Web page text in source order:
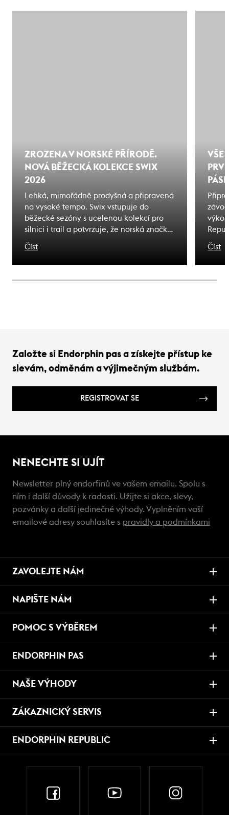
ZROZENA V NORSKÉ PŘÍRODĚ.
NOVÁ BĚŽECKÁ KOLEKCE SWIX
2026
Lehká, mimořádně prodyšná a připravená
na vysoké tempo. Swix vstupuje do
běžecké sezóny s ucelenou kolekcí pro
silnici i trail a potvrzuje, že norská značka
už dávno nepatří jen do zimy. Novou
kolekci Swix 2026 najdete skladem v
Endorphin Republic - největší specialista
Číst
VŠE
Číst
Založte si Endorphin pas a získejte přístup ke
slevám, odměnám a výjimečným službám.
REGISTROVAT SE
NENECHTE SI UJÍT
Newsletter plný endorfinů ve vašem emailu. Spolu s
ním i další důvody k radosti. Užijte si akce, slevy,
pozvánky a další jedinečné výhody. Vyplněním vaší
emailové adresy souhlasíte s pravidly a podmínkami
ZAVOLEJTE NÁM
NAPIŠTE NÁM
POMOC S VÝBĚREM
ENDORPHIN PAS
NAŠE VÝHODY
ZÁKAZNICKÝ SERVIS
ENDORPHIN REPUBLIC